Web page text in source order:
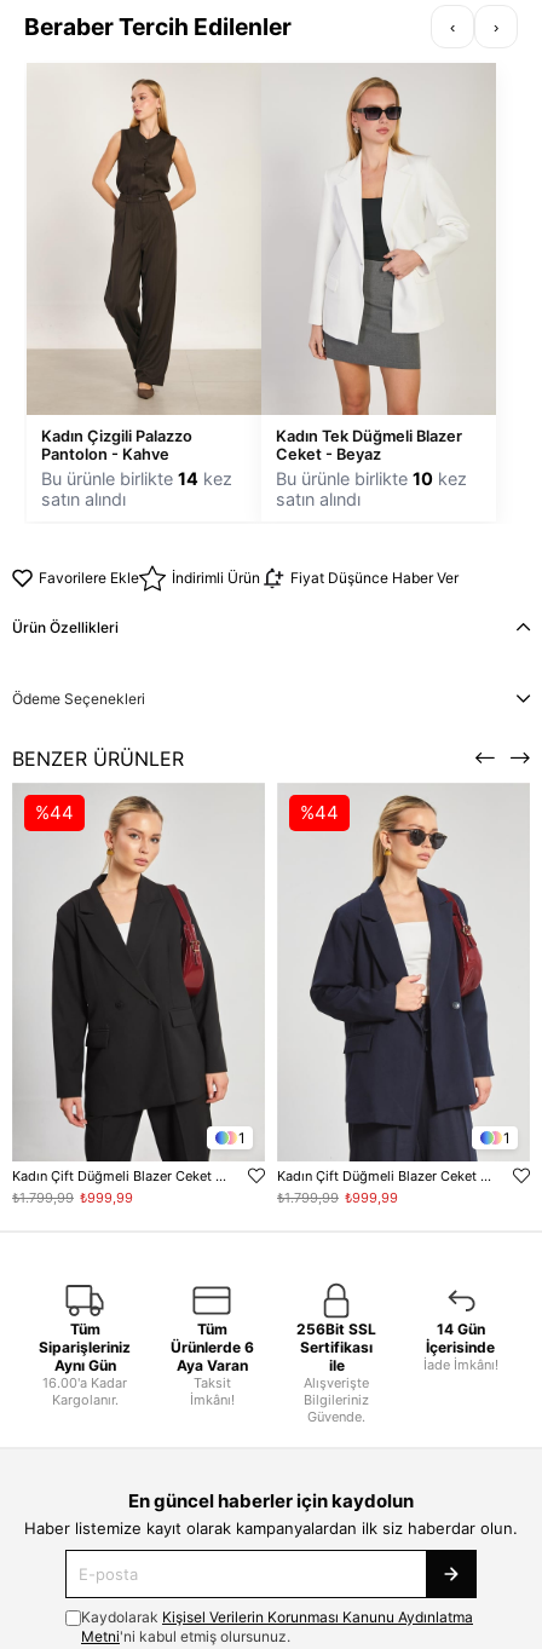
Beraber Tercih Edilenler ‹ ›
Kadın Çizgili Palazzo
Pantolon - Kahve
Bu ürünle birlikte 14 kez
satın alındı
Kadın Tek Düğmeli Blazer
Ceket - Beyaz
Bu ürünle birlikte 10kez
satın alındı
Favorilere Ekle İndirimli Ürün Fiyat Düşünce Haber Ver
Ürün Özellikleri
Ödeme Seçenekleri
BENZER ÜRÜNLER
1
Kadın Çift Düğmeli Blazer Ceket - Siyah
₺999,99
₺1.799,99
%44
1
Kadın Çift Düğmeli Blazer Ceket - Lacivert
₺999,99
₺1.799,99
%44
Tüm
Siparişleriniz
Aynı Gün
16.00'a Kadar
Kargolanır.
Tüm
Ürünlerde 6
Aya Varan
Taksit
İmkânı!
256Bit SSL
Sertifikası
ile
Alışverişte
Bilgileriniz
Güvende.
14 Gün
İçerisinde
İade İmkânı!
En güncel haberler için kaydolun
Haber listemize kayıt olarak kampanyalardan ilk siz haberdar olun.
Kaydolarak Kişisel Verilerin Korunması Kanunu Aydınlatma
Metni'ni kabul etmiş olursunuz.